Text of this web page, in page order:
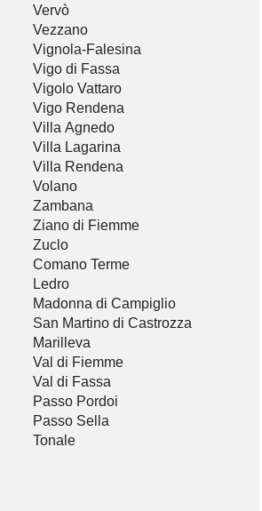
Vervò
Vezzano
Vignola-Falesina
Vigo di Fassa
Vigolo Vattaro
Vigo Rendena
Villa Agnedo
Villa Lagarina
Villa Rendena
Volano
Zambana
Ziano di Fiemme
Zuclo
Comano Terme
Ledro
Madonna di Campiglio
San Martino di Castrozza
Marilleva
Val di Fiemme
Val di Fassa
Passo Pordoi
Passo Sella
Tonale